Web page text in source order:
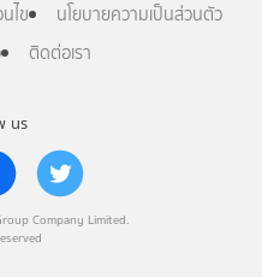
us
Company Limited.
ไข
นโยบายความเป็นส่วนตัว
ติดต่อเรา